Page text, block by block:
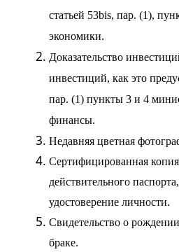
статьей 53bis, пар. (1),
экономики.
Доказательство
инвестиций, как это
пар. (1) пункты 3 и 4
финансы.
Недавняя цветная
Сертифицированная копия
действительного
удостоверение личности.
Свидетельство о
браке.